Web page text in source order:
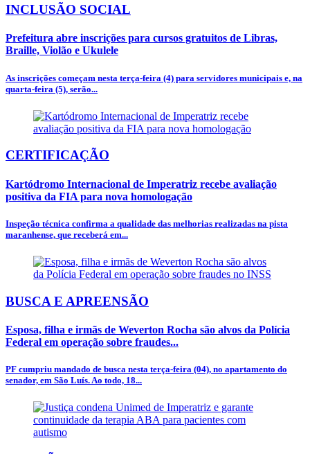
INCLUSÃO SOCIAL
Prefeitura abre inscrições para cursos gratuitos de Libras,
Braille, Violão e Ukulele
As inscrições começam nesta terça-feira (4) para servidores municipais e, na
quarta-feira (5), serão...
CERTIFICAÇÃO
Kartódromo Internacional de Imperatriz recebe avaliação
positiva da FIA para nova homologação
Inspeção técnica confirma a qualidade das melhorias realizadas na pista
maranhense, que receberá em...
BUSCA E APREENSÃO
Esposa, filha e irmãs de Weverton Rocha são alvos da Polícia
Federal em operação sobre fraudes...
PF cumpriu mandado de busca nesta terça-feira (04), no apartamento do
senador, em São Luís. Ao todo, 18...